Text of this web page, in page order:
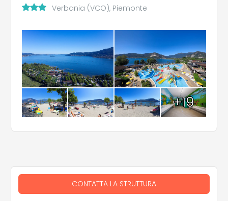
Verbania (VCO), Piemonte
+19
CONTATTA LA STRUTTURA